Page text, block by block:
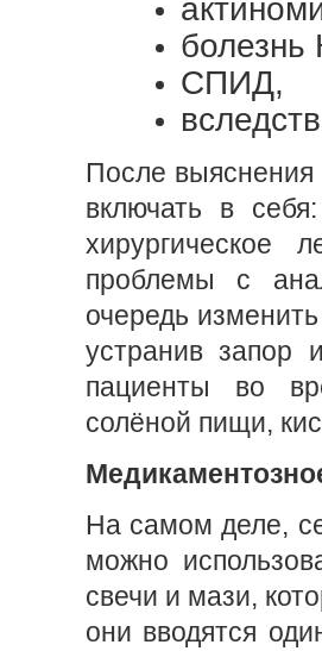
болезнь
СПИД,
После выяснения
включать в
хирургическое
проблемы с
очередь
устранив запор
пациенты во
солёной пищи,
На самом деле,
можно
свечи и мази,
они вводятся